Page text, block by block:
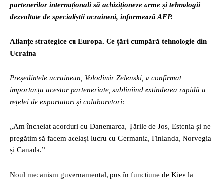
partenerilor internaționali să achiziționeze arme și tehnologii
dezvoltate de specialiștii ucraineni, informează AFP.
Alianțe strategice cu Europa. Ce țări cumpără tehnologie din
Ucraina
Președintele ucrainean, Volodimir Zelenski, a confirmat
importanța acestor parteneriate, subliniind extinderea rapidă a
rețelei de exportatori și colaboratori:
„Am încheiat acorduri cu Danemarca, Țările de Jos, Estonia și ne
pregătim să facem același lucru cu Germania, Finlanda, Norvegia
și Canada.”
Noul mecanism guvernamental, pus în funcțiune de Kiev la